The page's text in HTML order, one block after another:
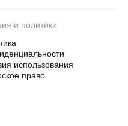
и политики
использования
право